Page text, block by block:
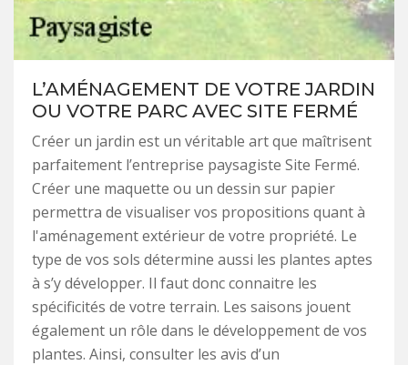
L’AMÉNAGEMENT DE VOTRE JARDIN
OU VOTRE PARC AVEC SITE FERMÉ
Créer un jardin est un véritable art que maîtrisent
parfaitement l’entreprise paysagiste Site Fermé.
Créer une maquette ou un dessin sur papier
permettra de visualiser vos propositions quant à
l'aménagement extérieur de votre propriété. Le
type de vos sols détermine aussi les plantes aptes
à s’y développer. Il faut donc connaitre les
spécificités de votre terrain. Les saisons jouent
également un rôle dans le développement de vos
plantes. Ainsi, consulter les avis d’un